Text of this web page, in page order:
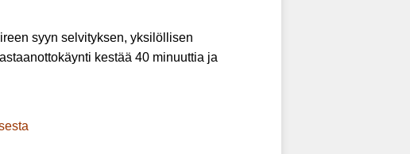
syyn selvityksen, yksilöllisen
kestää 40 minuuttia ja